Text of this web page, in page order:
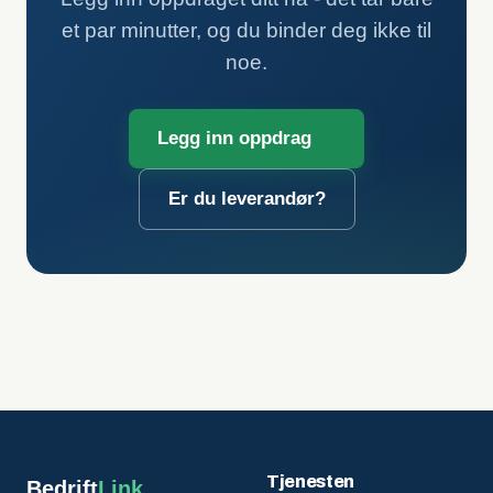
et par minutter, og du binder deg ikke til
noe.
Legg inn oppdrag
Er du leverandør?
Tjenesten